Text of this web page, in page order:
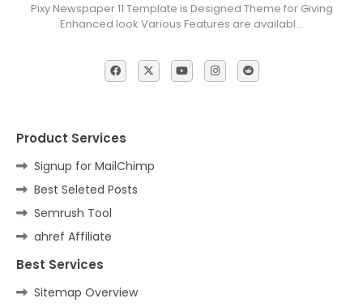
Pixy Newspaper 11 Template is Designed Theme for Giving
Enhanced look Various Features are availabl…
Product Services
Signup for MailChimp
Best Seleted Posts
Semrush Tool
ahref Affiliate
Best Services
Sitemap Overview